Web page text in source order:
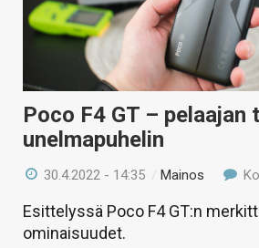
Poco F4 GT – pelaajan
unelmapuhelin
30.4.2022 - 14:35 /Mainos
Esittelyssä Poco F4 GT:n
ominaisuudet.